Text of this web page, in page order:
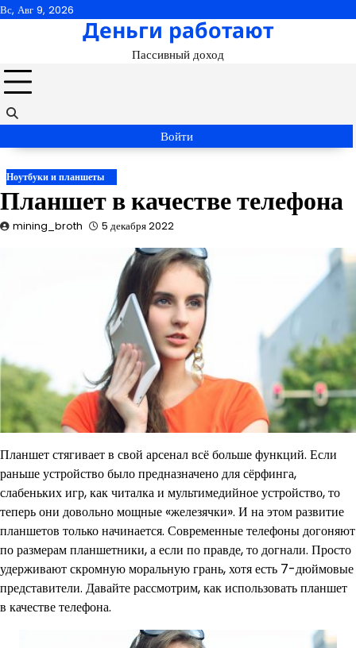
Перейти
Вс, Авг 9, 2026
Деньги работают
Пассивный доход
Войти
Ноутбуки и планшеты
Планшет в качестве телефона
mining_broth 5 декабря 2022
Планшет стягивает в свой арсенал всё больше функций. Если
раньше устройство было предназначено для сёрфинга,
слабеньких игр, как читалка и мультимедийное устройство, то
теперь они довольно мощные «железячки». И на этом развитие
планшетов только начинается. Современные телефоны догоняют
по размерам планшетники, а если по правде, то догнали. Просто
удерживают скромную моральную грань, хотя есть 7-дюймовые
представители. Давайте рассмотрим, как использовать планшет
в качестве телефона.